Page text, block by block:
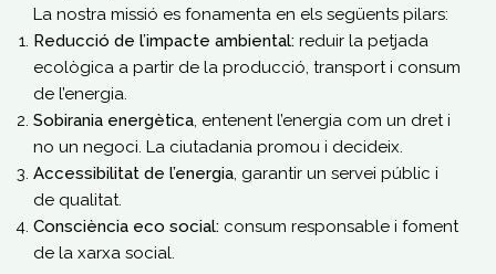
La nostra missió es fonamenta en els següents pilars:
Reducció de l’impacte ambiental: reduir la petjada
ecològica a partir de la producció, transport i consum
de l’energia.
Sobirania energètica, entenent l’energia com un dret i
no un negoci. La ciutadania promou i decideix.
Accessibilitat de l’energia, garantir un servei públic i
de qualitat.
Consciència eco social: consum responsable i foment
de la xarxa social.